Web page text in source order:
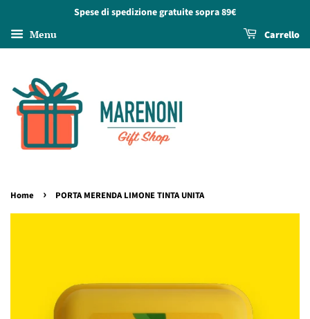
Spese di spedizione gratuite sopra 89€
Menu Carrello
Home › PORTA MERENDA LIMONE TINTA UNITA